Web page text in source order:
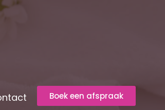
Boek een afspraak